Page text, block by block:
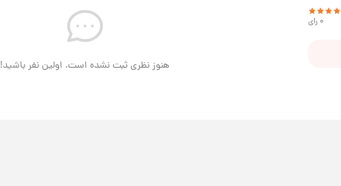
0 رای
هنوز نظری ثبت نشده است. اولین نفر باشید!